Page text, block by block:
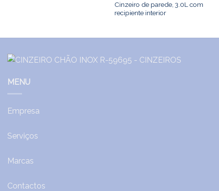
Cinzeiro de parede, 3.0L com
recipiente interior
MENU
Empresa
Serviços
Marcas
Contactos